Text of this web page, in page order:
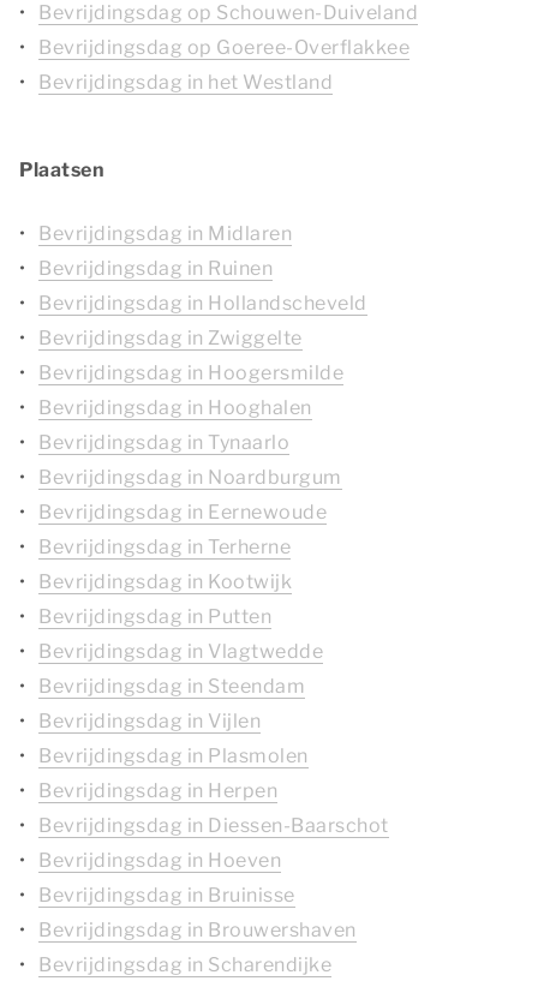
Bevrijdingsdag op Schouwen-Duiveland
Bevrijdingsdag op Goeree-Overflakkee
Bevrijdingsdag in het Westland
Plaatsen
Bevrijdingsdag in Midlaren
Bevrijdingsdag in Ruinen
Bevrijdingsdag in Hollandscheveld
Bevrijdingsdag in Zwiggelte
Bevrijdingsdag in Hoogersmilde
Bevrijdingsdag in Hooghalen
Bevrijdingsdag in Tynaarlo
Bevrijdingsdag in Noardburgum
Bevrijdingsdag in Eernewoude
Bevrijdingsdag in Terherne
Bevrijdingsdag in Kootwijk
Bevrijdingsdag in Putten
Bevrijdingsdag in Vlagtwedde
Bevrijdingsdag in Steendam
Bevrijdingsdag in Vijlen
Bevrijdingsdag in Plasmolen
Bevrijdingsdag in Herpen
Bevrijdingsdag in Diessen-Baarschot
Bevrijdingsdag in Hoeven
Bevrijdingsdag in Bruinisse
Bevrijdingsdag in Brouwershaven
Bevrijdingsdag in Scharendijke